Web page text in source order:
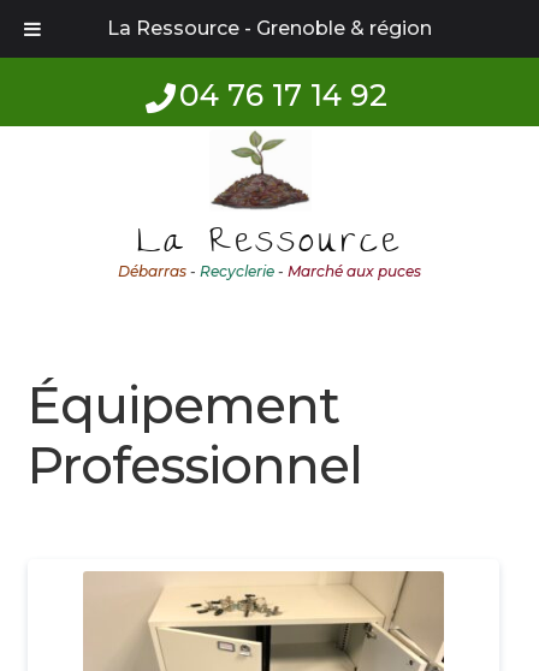
La Ressource - Grenoble & région
04 76 17 14 92
La Ressource
Débarras - Recyclerie - Marché aux puces
Équipement
Professionnel